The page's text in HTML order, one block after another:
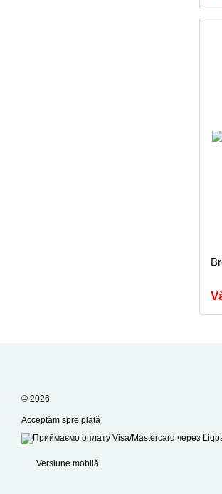
© 2026
Acceptăm spre plată
Versiune mobilă